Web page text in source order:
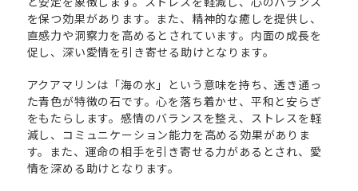
を保つ効果があります。また、精神的な癒しを提供し、
直感力や洞察力を高めるとされています。内面の成長を
促し、深い愛情を引き寄せる助けとなります。
アクアマリンは「海の水」という意味を持ち、透き通っ
た青色が特徴の石です。心を落ち着かせ、平和と安らぎ
をもたらします。感情のバランスを整え、ストレスを軽
減し、コミュニケーション能力を高める効果がありま
す。また、運命の相手を引き寄せる力があるとされ、愛
情を深める助けとなります。